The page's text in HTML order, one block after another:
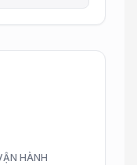
HÀNH